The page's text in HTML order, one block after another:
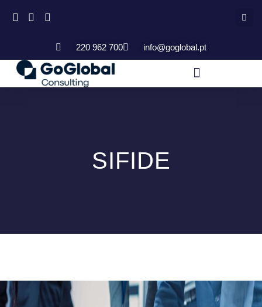
220 962 700 info@goglobal.pt
SIFIDE